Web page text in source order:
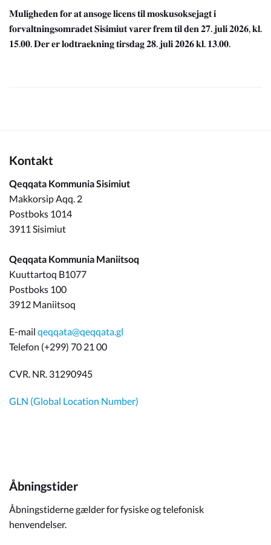
𝐌𝐮𝐥𝐢𝐠𝐡𝐞𝐝𝐞𝐧 𝐟𝐨𝐫 𝐚𝐭 𝐚𝐧𝐬𝐨𝐠𝐞 𝐥𝐢𝐜𝐞𝐧𝐬 𝐭𝐢𝐥 𝐦𝐨𝐬𝐤𝐮𝐬𝐨𝐤𝐬𝐞𝐣𝐚𝐠𝐭 𝐢
𝐟𝐨𝐫𝐯𝐚𝐥𝐭𝐧𝐢𝐧𝐠𝐬𝐨𝐦𝐫𝐚𝐝𝐞𝐭 𝐒𝐢𝐬𝐢𝐦𝐢𝐮𝐭 𝐯𝐚𝐫𝐞𝐫 𝐟𝐫𝐞𝐦 𝐭𝐢𝐥 𝐝𝐞𝐧 𝟐𝟕. 𝐣𝐮𝐥𝐢 𝟐𝟎𝟐𝟔, 𝐤𝐥.
𝟏𝟓.𝟎𝟎. 𝐃𝐞𝐫 𝐞𝐫 𝐥𝐨𝐝𝐭𝐫𝐚𝐞𝐤𝐧𝐢𝐧𝐠 𝐭𝐢𝐫𝐬𝐝𝐚𝐠 𝟐𝟖. 𝐣𝐮𝐥𝐢 𝟐𝟎𝟐𝟔 𝐤𝐥. 𝟏𝟑.𝟎𝟎.
Kontakt
Qeqqata Kommunia Sisimiut
Makkorsip Aqq. 2
Postboks 1014
3911 Sisimiut
Qeqqata Kommunia Maniitsoq
Kuuttartoq B1077
Postboks 100
3912 Maniitsoq
E-mail qeqqata@qeqqata.gl
Telefon (+299) 70 21 00
CVR. NR. 31290945
GLN (Global Location Number)
Åbningstider
Åbningstiderne gælder for fysiske og telefonisk
henvendelser.